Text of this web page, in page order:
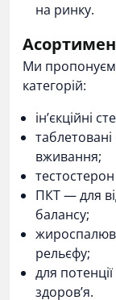
на ринку.
Ми
категорій:
ін’єкційні
таблетовані
вживання;
тестостерон
ПКТ— для
балансу;
рельєфу;
для потенції
здоров’я.